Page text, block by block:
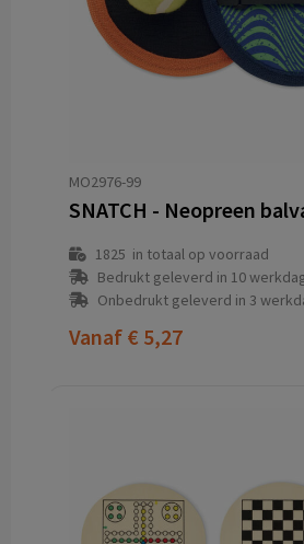
MO2976-99
SNATCH - Neopreen
1825 in totaal op voorraad
Bedrukt geleverd in 10
Onbedrukt geleverd in 3
Vanaf € 5,27